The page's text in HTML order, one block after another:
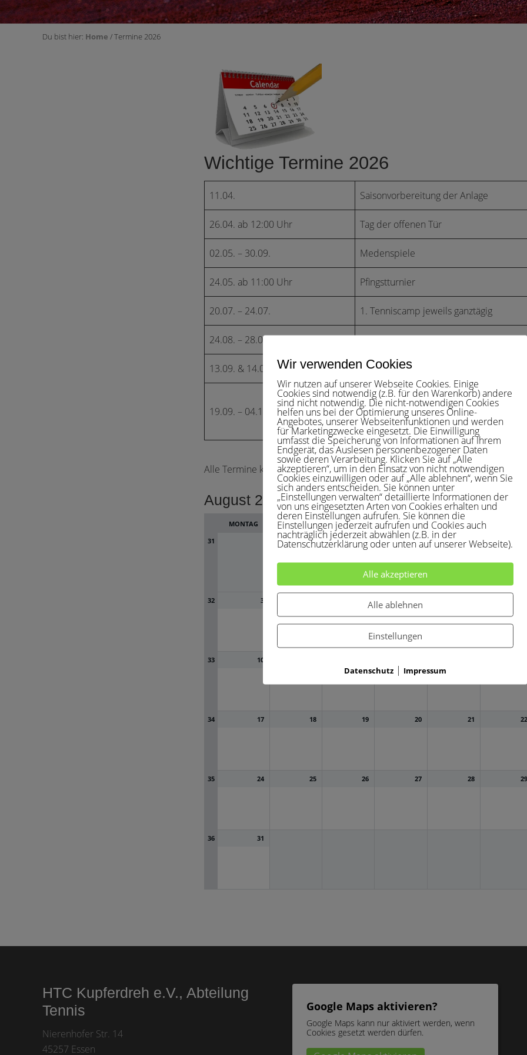
Du bist hier: Home / Termine 2026
Wichtige Termine 2026
11.04. Saisonvorbereitung der Anlage
26.04. ab 12:00 Uhr Tag der offenen Tür
02.05. – 30.09. Medenspiele
24.05. ab 11:00 Uhr Pfingstturnier
20.07. – 24.07. 1. Tenniscamp jeweils ganztägig
24.08. – 28.08. 2. Tenniscamp jeweils ganztägig
13.09. & 14.09. Deilbachpokal
19.09. – 04.10.
LK-Turnier „HTC Open“
LK-Turnier
Alle Termine können Sie dem Kalender entnehmen:
Month
August 2026
MONTAG DIENSTAG MITTWOCH DONNERSTAG FREITAG
31
32 3
33 10
34 17 18 19 20 21 22
35 24 25 26 27 28 29
36 31
HTC Kupferdreh e.V., Abteilung
Tennis
Nierenhofer Str. 14
45257 Essen
Google Maps aktivieren?
Google Maps kann nur aktiviert werden, wenn
Cookies gesetzt werden dürfen.
Wir verwenden Cookies
Wir nutzen auf unserer Webseite Cookies. Einige
Cookies sind notwendig (z.B. für den Warenkorb) andere
sind nicht notwendig. Die nicht-notwendigen Cookies
helfen uns bei der Optimierung unseres Online-
Angebotes, unserer Webseitenfunktionen und werden
für Marketingzwecke eingesetzt. Die Einwilligung
umfasst die Speicherung von Informationen auf Ihrem
Endgerät, das Auslesen personenbezogener Daten
sowie deren Verarbeitung. Klicken Sie auf „Alle
akzeptieren“, um in den Einsatz von nicht notwendigen
Cookies einzuwilligen oder auf „Alle ablehnen“, wenn Sie
sich anders entscheiden. Sie können unter
„Einstellungen verwalten“ detaillierte Informationen der
von uns eingesetzten Arten von Cookies erhalten und
deren Einstellungen aufrufen. Sie können die
Einstellungen jederzeit aufrufen und Cookies auch
nachträglich jederzeit abwählen (z.B. in der
Datenschutzerklärung oder unten auf unserer Webseite).
Alle akzeptieren
Alle ablehnen
Einstellungen
Datenschutz | Impressum